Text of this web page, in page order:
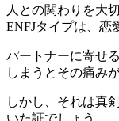
人との関わりを大
ENFJタイプは、恋
パートナーに寄せ
しまうとその痛み
しかし、それは真